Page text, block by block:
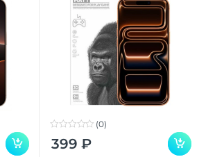
o
(0)
399 ₽